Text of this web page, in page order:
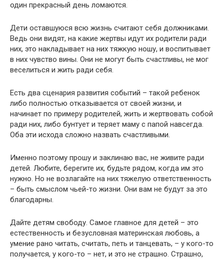
один прекрасный день ломаются.
Дети оставшуюся всю жизнь считают себя должниками.
Ведь они видят, на какие жертвы идут их родители ради
них, это накладывает на них тяжкую ношу, и воспитывает
в них чувство вины. Они не могут быть счастливы, не мог
веселиться и жить ради себя.
Есть два сценария развития событий – такой ребенок
либо полностью отказывается от своей жизни, и
начинает по примеру родителей, жить и жертвовать собой
ради них, либо бунтует и теряет маму с папой навсегда.
Оба эти исхода сложно назвать счастливыми.
Именно поэтому прошу и заклинаю вас, не живите ради
детей. Любите, берегите их, будьте рядом, когда им это
нужно. Но не возлагайте на них тяжелую ответственность
– быть смыслом чьей-то жизни. Они вам не будут за это
благодарны.
Дайте детям свободу. Самое главное для детей – это
естественность и безусловная материнская любовь, а
умение рано читать, считать, петь и танцевать, – у кого-то
получается, у кого-то – нет, и это не страшно. Страшно,